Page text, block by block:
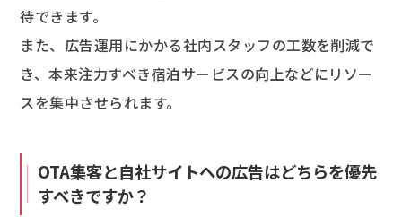
待できます。
また、広告運用にかかる社内スタッフの工数を削減で
き、本来注力すべき宿泊サービスの向上などにリソー
スを集中させられます。
OTA集客と自社サイトへの広告はどちらを優先
すべきですか？